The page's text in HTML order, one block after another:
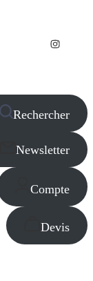
Rechercher
Newsletter
Compte
Devis